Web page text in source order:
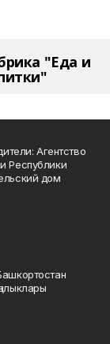
"Еда и
Агентство
Республики
дом